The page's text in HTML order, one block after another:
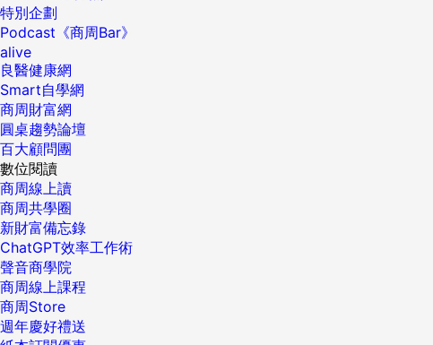
特別企劃
Podcast《商周Bar》
alive
良醫健康網
Smart自學網
商周財富網
圓桌趨勢論壇
百大顧問團
數位閱讀
商周線上讀
商周共學圈
新財富備忘錄
ChatGPT效率工作術
聲音商學院
商周線上課程
商周Store
週年慶好禮送